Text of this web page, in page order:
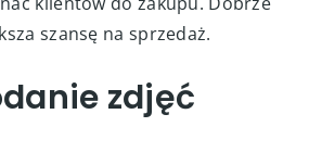
szansę na sprzedaż.
zdjęć